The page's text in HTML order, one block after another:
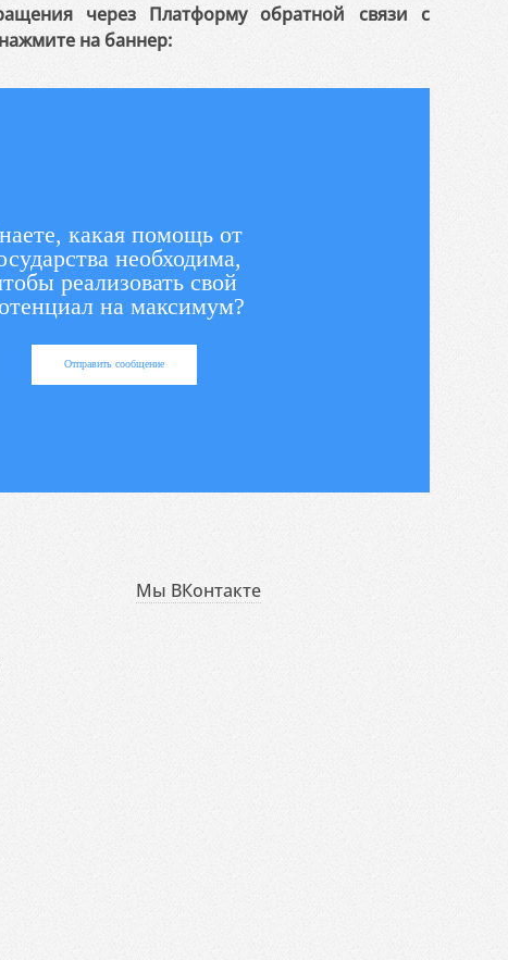
через Платформу обратной связи с
на баннер:
какая помощь от
необходима,
реализовать свой
на максимум?
Отправить сообщение
Мы ВКонтакте